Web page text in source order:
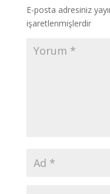
E-posta adresiniz
işaretlenmişlerdir